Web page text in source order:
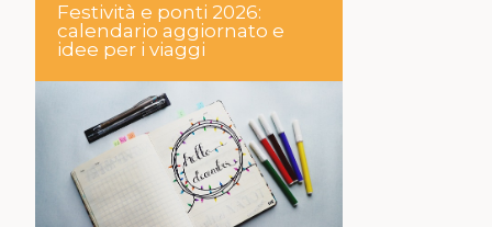
Festività e ponti 2026:
calendario aggiornato e
idee per i viaggi